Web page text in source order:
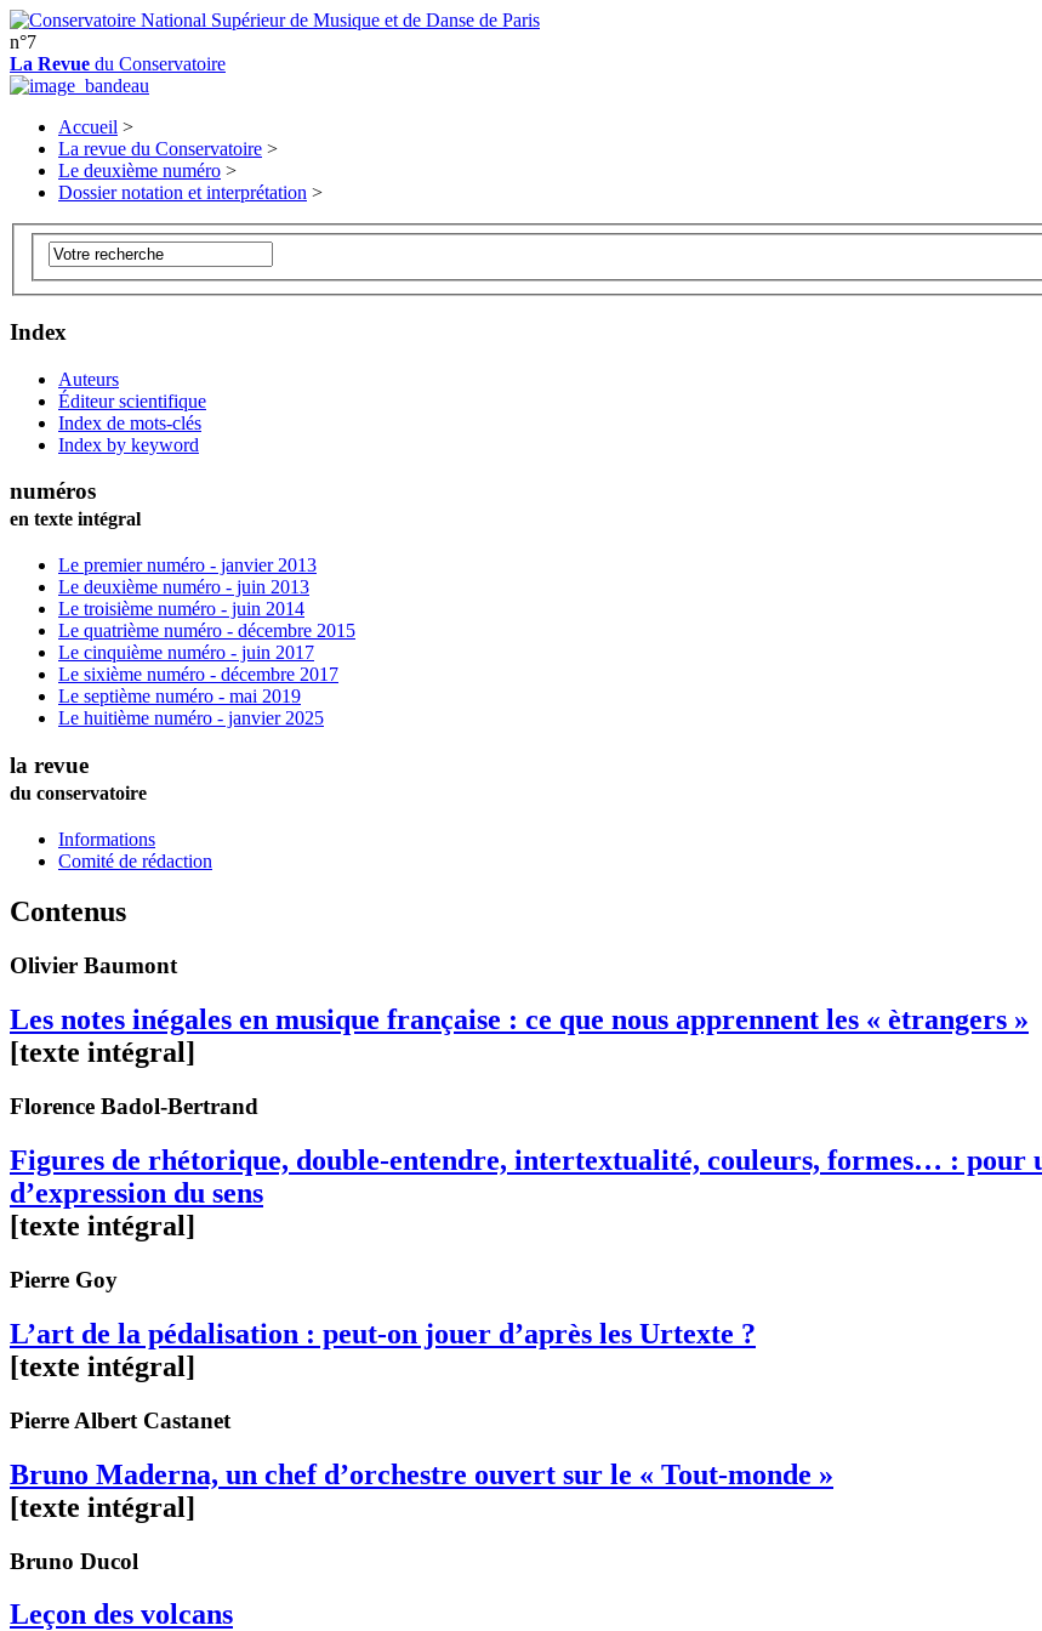
n°7
La Revue du Conservatoire
Accueil >
La revue du Conservatoire >
Le deuxième numéro >
Dossier notation et interprétation >
Index
Auteurs
Éditeur scientifique
Index de mots-clés
Index by keyword
numéros
en texte intégral
Le premier numéro - janvier 2013
Le deuxième numéro - juin 2013
Le troisième numéro - juin 2014
Le quatrième numéro - décembre 2015
Le cinquième numéro - juin 2017
Le sixième numéro - décembre 2017
Le septième numéro - mai 2019
Le huitième numéro - janvier 2025
la revue
du conservatoire
Informations
Comité de rédaction
Contenus
Olivier Baumont
Les notes inégales en musique française : ce que nous apprennent les « ètrangers »
[texte intégral]
Florence Badol-Bertrand
Figures de rhétorique, double-entendre, intertextualité, couleurs, formes… : pour
d’expression du sens
[texte intégral]
Pierre Goy
L’art de la pédalisation : peut-on jouer d’après les Urtexte ?
[texte intégral]
Pierre Albert Castanet
Bruno Maderna, un chef d’orchestre ouvert sur le « Tout-monde »
[texte intégral]
Bruno Ducol
Leçon des volcans